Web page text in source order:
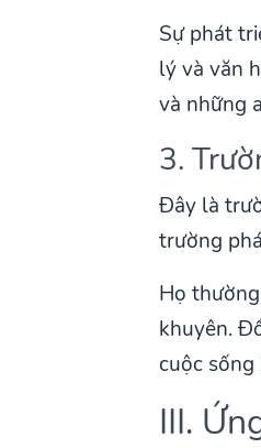
Sự phát
lý và văn
và những
3.
Đây là
trường
Họ
khuyên.
cuộc
III.